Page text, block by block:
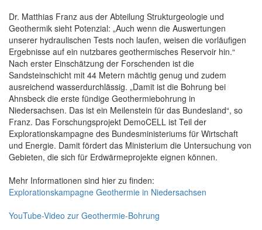
Dr. Matthias Franz aus der Abteilung Strukturgeologie und
Geothermik sieht Potenzial: „Auch wenn die Auswertungen
unserer hydraulischen Tests noch laufen, weisen die vorläufigen
Ergebnisse auf ein nutzbares geothermisches Reservoir hin.“
Nach erster Einschätzung der Forschenden ist die
Sandsteinschicht mit 44 Metern mächtig genug und zudem
ausreichend wasserdurchlässig. „Damit ist die Bohrung bei
Ahnsbeck die erste fündige Geothermiebohrung in
Niedersachsen. Das ist ein Meilenstein für das Bundesland“, so
Franz. Das Forschungsprojekt DemoCELL ist Teil der
Explorationskampagne des Bundesministeriums für Wirtschaft
und Energie. Damit fördert das Ministerium die Untersuchung von
Gebieten, die sich für Erdwärmeprojekte eignen können.
Mehr Informationen sind hier zu finden:
Explorationskampagne Geothermie in Niedersachsen
YouTube-Video zur Geothermie-Bohrung